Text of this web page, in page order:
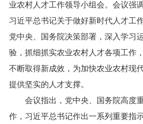
业农村人才工作领导小组会。会议强
习近平总书记关于做好新时代人才工
党中央、国务院决策部署，深入学习
验，抓细抓实农业农村人才各项工作
不断取得新成效，为加快农业农村现
提供坚实的人才支撑。
会议指出，党中央、国务院高度重
作，习近平总书记作出一系列重要指